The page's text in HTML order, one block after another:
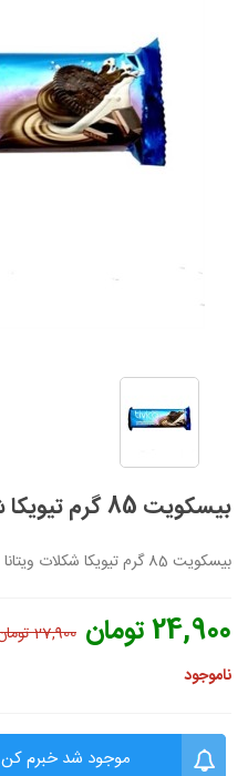
بیسکویت 85 گرم تیویکا شکلات ویتانا
بیسکویت 85 گرم تیویکا شکلات ویتانا
24,900 تومان
27,900 تومان
ناموجود
موجود شد خبرم کن